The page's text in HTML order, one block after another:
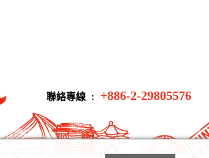
聯絡專線 : +886-2-29805576